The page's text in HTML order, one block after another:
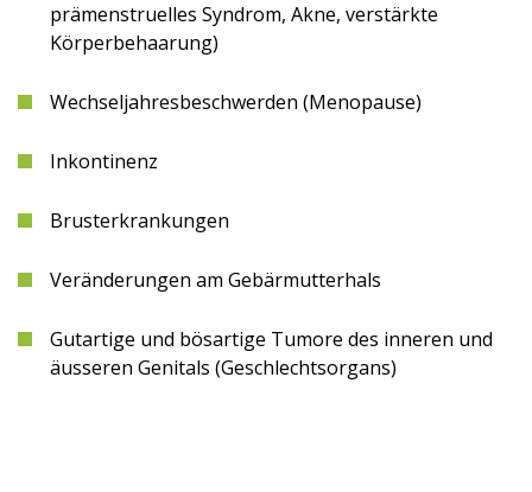
prämenstruelles Syndrom, Akne, verstärkte
Körperbehaarung)
Wechseljahresbeschwerden (Menopause)
Inkontinenz
Brusterkrankungen
Veränderungen am Gebärmutterhals
Gutartige und bösartige Tumore des inneren und
äusseren Genitals (Geschlechtsorgans)